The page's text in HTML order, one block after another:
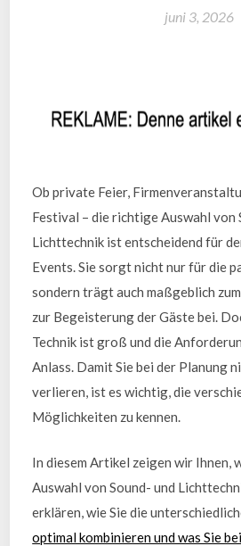
juni 3, 2026
Ob private Feier,
Festival – die richtige Auswahl von
Lichttechnik ist entscheidend für
Events. Sie sorgt nicht nur für die
sondern trägt auch maßgeblich
zur Begeisterung der Gäste bei.
Technik ist groß und die
Anlass. Damit Sie bei der Planung
verlieren, ist es wichtig, die
Möglichkeiten zu kennen.
In diesem Artikel zeigen wir Ihnen,
Auswahl von Sound- und
erklären, wie Sie die
optimal kombinieren und was Sie